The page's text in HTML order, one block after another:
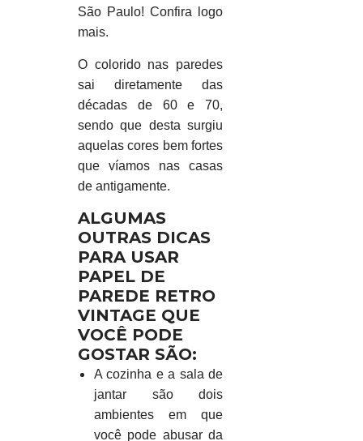
São Paulo! Confira logo
mais.
O colorido nas paredes
sai diretamente das
décadas de 60 e 70,
sendo que desta surgiu
aquelas cores bem fortes
que víamos nas casas
de antigamente.
ALGUMAS
OUTRAS DICAS
PARA USAR
PAPEL DE
PAREDE RETRO
VINTAGE QUE
VOCÊ PODE
GOSTAR SÃO:
A cozinha e a sala de
jantar são dois
ambientes em que
você pode abusar da